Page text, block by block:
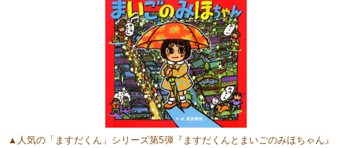
▲人気の「ますだくん」シリーズ第5弾 『ますだくんとまいごのみほちゃん』